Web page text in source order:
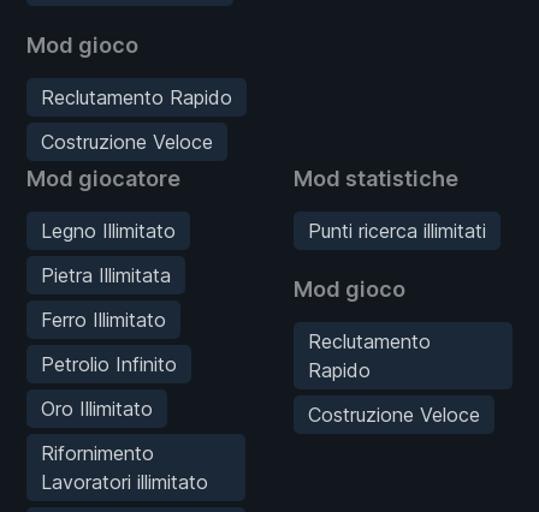
Mod gioco
Reclutamento Rapido
Costruzione Veloce
Mod giocatore
Legno Illimitato
Pietra Illimitata
Ferro Illimitato
Petrolio Infinito
Oro Illimitato
Rifornimento
Lavoratori illimitato
Mod statistiche
Punti ricerca illimitati
Mod gioco
Reclutamento
Rapido
Costruzione Veloce